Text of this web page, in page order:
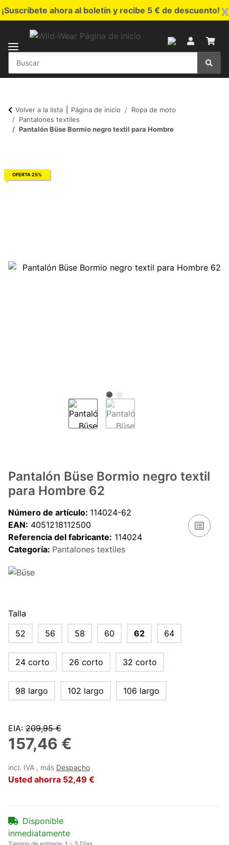
x
¡Suscríbete ahora al boletín y recibe 5 € de descuento!
Volver a la lista Página de inicio
Ropa de moto
Pantalones textiles
Pantalón Büse Bormio negro textil para Hombre
OFERTA 25%
Pantalón Büse Bormio negro textil
para Hombre 62
Número de artículo: 114024-62
EAN: 4051218112500
Referencia del fabricante: 114024
Categoría: Pantalones textiles
Talla
52
56 58 60 62 64
24 corto 26 corto 32 corto
98 largo 102 largo 106 largo
EIA: 209,95 €
157,46 €
incl. IVA , más Despacho
Usted ahorra 52,49 €
Disponible
inmediatamente